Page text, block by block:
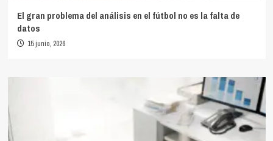
El gran problema del análisis en el fútbol no es la falta de
datos
15 junio, 2026